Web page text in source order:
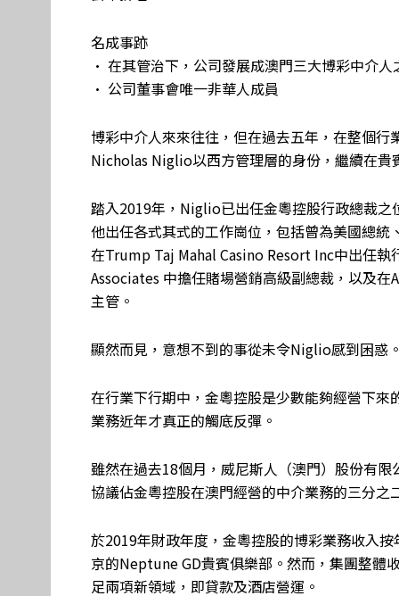
名成事跡
• 在其管治下，公司發展成澳門三大博彩中介人
• 公司董事會唯一非華人成員
博彩中介人來來往往，但在過去五年，在整個
Nicholas Niglio以西方管理層的身份，繼續在貴
踏入2019年，Niglio已出任金粵控股行政總裁
他出任各式其式的工作崗位，包括曾為美國總
在Trump Taj Mahal Casino Resort Inc中出任
Associates 中擔任賭場營銷高級副總裁，以及
主管。
顯然而見，意想不到的事從未令Niglio感到困惑
在行業下行期中，金粵控股是少數能夠經營下
業務近年才真正的觸底反彈。
雖然在過去18個月，威尼斯人（澳門）股份有
協議佔金粵控股在澳門經營的中介業務的三分之
於2019年財政年度，金粵控股的博彩業務收入
京的Neptune GD貴賓俱樂部。然而，集團整體
足兩項新領域，即貸款及酒店營運。